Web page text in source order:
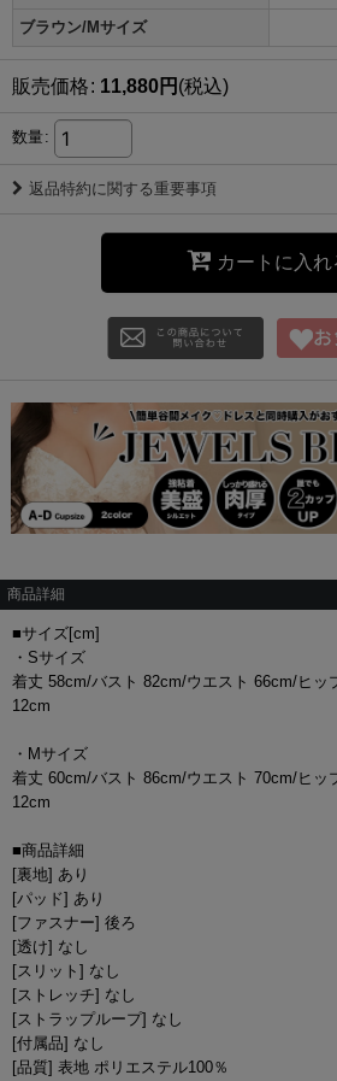
ブラウン/Mサイズ
販売価格: 11,880円 (税込)
数量:
返品特約に関する重要事項
カートに入れ
商品詳細
■サイズ[cm]
・Sサイズ
着丈 58cm/バスト 82cm/ウエスト 66cm/ヒッ
12cm
・Mサイズ
着丈 60cm/バスト 86cm/ウエスト 70cm/ヒッ
12cm
■商品詳細
[裏地] あり
[パッド] あり
[ファスナー] 後ろ
[透け] なし
[スリット] なし
[ストレッチ] なし
[ストラップループ] なし
[付属品] なし
[品質] 表地 ポリエステル100％